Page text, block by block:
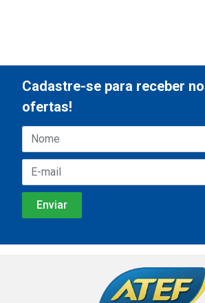
Cadastre-se para receber
ofertas!